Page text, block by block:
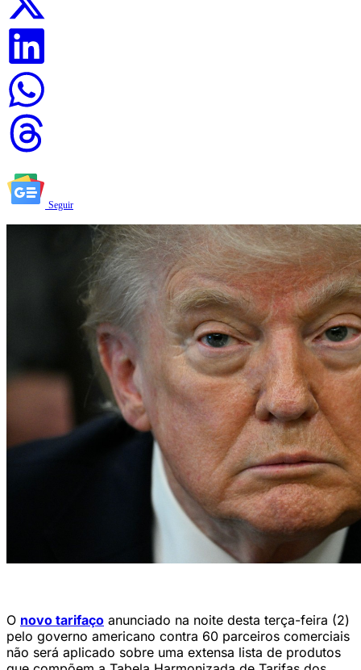
Seguir
O novo tarifaço anunciado na noite desta terça-feira (2)
pelo governo americano contra 60 parceiros comerciais
não será aplicado sobre uma extensa lista de produtos